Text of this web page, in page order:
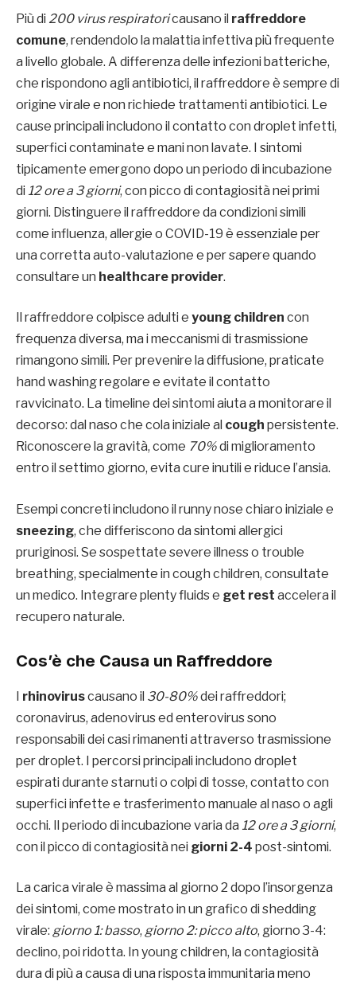
Più di 200 virus respiratoricausano il raffreddore
comune, rendendolo la malattia infettiva più frequente
a livello globale. A differenza delle infezioni batteriche,
che rispondono agli antibiotici, il raffreddore è sempre di
origine virale e non richiede trattamenti antibiotici. Le
cause principali includono il contatto con droplet infetti,
superfici contaminate e mani non lavate. I sintomi
tipicamente emergono dopo un periodo di incubazione
di 12 ore a 3 giorni, con picco di contagiosità nei primi
giorni. Distinguere il raffreddore da condizioni simili
come influenza, allergie o COVID-19 è essenziale per
una corretta auto-valutazione e per sapere quando
consultare un healthcare provider.
Il raffreddore colpisce adulti e young children con
frequenza diversa, ma i meccanismi di trasmissione
rimangono simili. Per prevenire la diffusione, praticate
hand washing regolare e evitate il contatto
ravvicinato. La timeline dei sintomi aiuta a monitorare il
decorso: dal naso che cola iniziale al cough persistente.
Riconoscere la gravità, come 70%di miglioramento
entro il settimo giorno, evita cure inutili e riduce l’ansia.
Esempi concreti includono il runny nose chiaro iniziale e
sneezing, che differiscono da sintomi allergici
pruriginosi. Se sospettate severe illness o trouble
breathing, specialmente in cough children, consultate
un medico. Integrare plenty fluids e get rest accelera il
recupero naturale.
Cos’è che Causa un Raffreddore
I rhinoviruscausano il 30-80%dei raffreddori;
coronavirus, adenovirus ed enterovirus sono
responsabili dei casi rimanenti attraverso trasmissione
per droplet. I percorsi principali includono droplet
espirati durante starnuti o colpi di tosse, contatto con
superfici infette e trasferimento manuale al naso o agli
occhi. Il periodo di incubazione varia da 12 ore a 3 giorni,
con il picco di contagiosità nei giorni 2-4 post-sintomi.
La carica virale è massima al giorno 2 dopo l’insorgenza
dei sintomi, come mostrato in un grafico di shedding
virale: giorno 1: basso, giorno 2: picco alto, giorno 3-4:
declino, poi ridotta. In young children, la contagiosità
dura di più a causa di una risposta immunitaria meno